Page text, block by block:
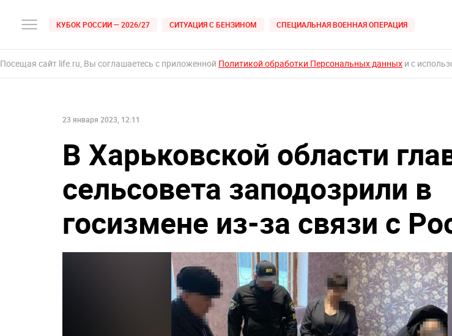
КУБОК РОССИИ — 2026/27 СИТУАЦИЯ С БЕНЗИНОМ СПЕЦИАЛЬНАЯ ВОЕННАЯ ОПЕРАЦИЯ
Посещая сайт life.ru, Вы соглашаетесь с приложенной Политикой обработки Персональных данных и с
23 января 2023, 12:11
В Харьковской области
сельсовета заподозрили в
госизмене из-за связи с